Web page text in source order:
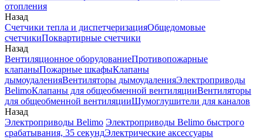
отопления
Назад
Счетчики тепла и диспетчеризацияОбщедомовые
счетчикиПоквартирные счетчики
Назад
Вентиляционное оборудованиеПротивопожарные
клапаныПожарные шкафыКлапаны
дымоудаленияВентиляторы дымоудаленияЭлектроприводы
BelimoКлапаны для общеобменной вентиляцииВентиляторы
для общеобменной вентиляцииШумоглушители для каналов
Назад
Электроприводы Belimo Электроприводы Belimo быстрого
срабатывания, 35 секундЭлектрические аксессуары